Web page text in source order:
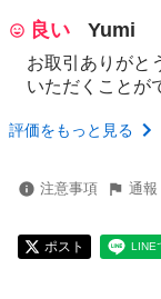
良い Yumi
お取引ありがと
いただくことが
評価をもっと見る
注意事項 通報
ポスト LINE